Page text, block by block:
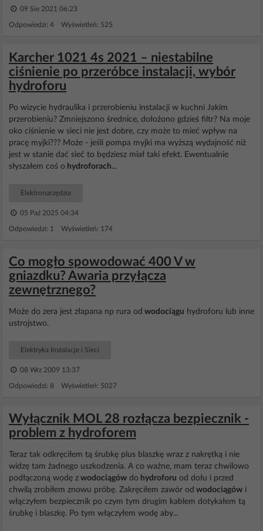
09 Sie 2021 06:23
Odpowiedzi: 4 Wyświetleń: 525
Karcher 1021 4s 2021 – niestabilne
ciśnienie po przeróbce instalacji, wybór
hydroforu
Po wizycie hydraulika i przerobieniu instalacji w kuchni Jakim
przerobieniu? Zmniejszono średnice, dołożono gdzieś filtr? Na moje
oko ciśnienie w sieci nie jest dobre, czy może to mieć wpływ na
pracę myjki??? Może - jeśli pompa myjki ma wyższą wydajność niż
jest w stanie dać sieć to będziesz miał taki efekt. Ewentualnie
słyszałem coś o hydroforach...
Elektronarzędzia
05 Paź 2025 04:34
Odpowiedzi: 1 Wyświetleń: 174
Co mogło spowodować 400 V w
gniazdku? Awaria przyłącza
zewnętrznego?
Może do zera jest złapana np rura od wodociągu hydroforu lub inne
ustrojstwo.
Elektryka Instalacje i Sieci
08 Wrz 2009 13:37
Odpowiedzi: 8 Wyświetleń: 5027
Wyłącznik MOL 28 rozłącza bezpiecznik -
problem z hydroforem
Teraz tak odkręciłem tą śrubkę plus blaszkę wraz z nakrętką i nie
widzę tam żadnego uszkodzenia. A co ważne, mam teraz chwilowo
podłączoną wodę z wodociągów do hydroforu od dołu i przed
chwilą zrobiłem znowu próbę. Zakręciłem zawór od wodociągów i
włączyłem bezpiecznik po czym tym drugim kablem dotykałem tą
śrubkę i blaszkę. Po tym włączyłem wodę aby...